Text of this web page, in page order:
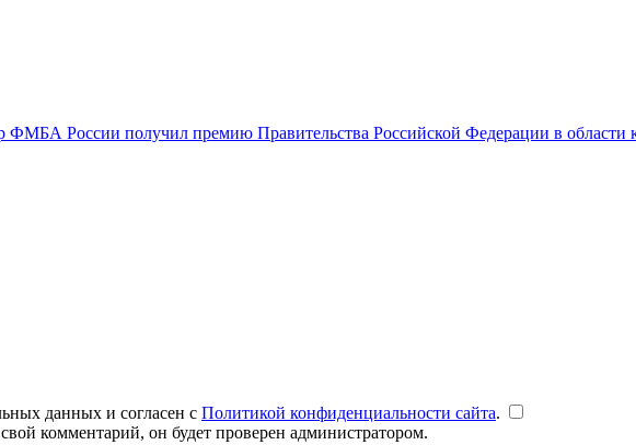
России получил премию Правительства Российской Федерации в области
данных и согласен с Политикой конфиденциальности сайта.
комментарий, он будет проверен администратором.